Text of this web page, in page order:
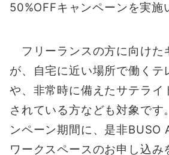
50%OFFキャンペーンを実施
フリーランスの方に向けた
が、自宅に近い場所で働くテ
や、非常時に備えたサテライ
されている方なども対象です
ンペーン期間に、是非BUSO
ワークスペースのお申し込み